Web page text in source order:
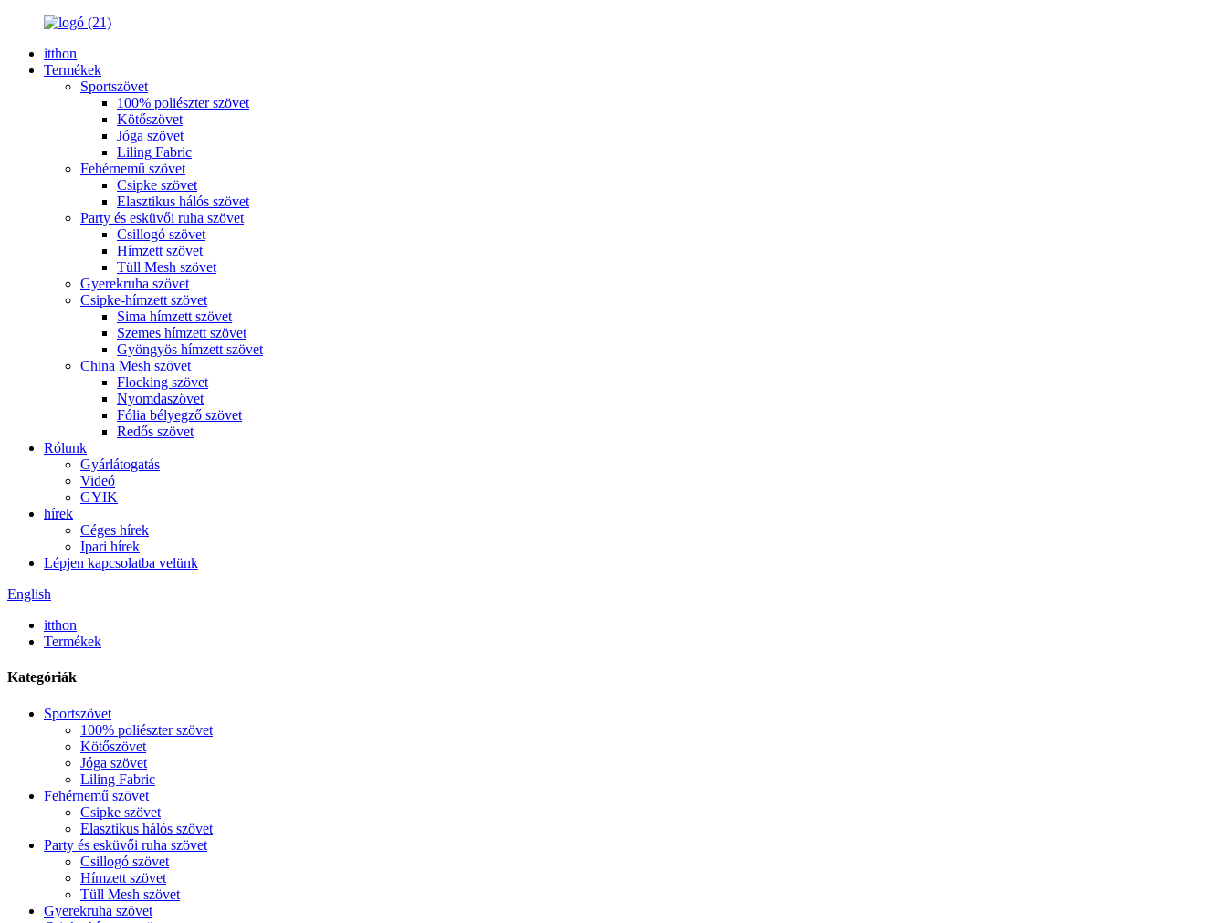
itthon
Termékek
Sportszövet
100% poliészter szövet
Kötőszövet
Jóga szövet
Liling Fabric
Fehérnemű szövet
Csipke szövet
Elasztikus hálós szövet
Party és esküvői ruha szövet
Csillogó szövet
Hímzett szövet
Tüll Mesh szövet
Gyerekruha szövet
Csipke-hímzett szövet
Sima hímzett szövet
Szemes hímzett szövet
Gyöngyös hímzett szövet
China Mesh szövet
Flocking szövet
Nyomdaszövet
Fólia bélyegző szövet
Redős szövet
Rólunk
Gyárlátogatás
Videó
GYIK
hírek
Céges hírek
Ipari hírek
Lépjen kapcsolatba velünk
English
itthon
Termékek
Kategóriák
Sportszövet
100% poliészter szövet
Kötőszövet
Jóga szövet
Liling Fabric
Fehérnemű szövet
Csipke szövet
Elasztikus hálós szövet
Party és esküvői ruha szövet
Csillogó szövet
Hímzett szövet
Tüll Mesh szövet
Gyerekruha szövet